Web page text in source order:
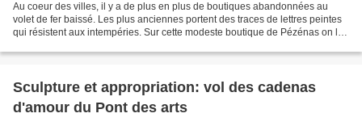
Au coeur des villes, il y a de plus en plus de boutiques abandonnées au
volet de fer baissé. Les plus anciennes portent des traces de lettres peintes
qui résistent aux intempéries. Sur cette modeste boutique de Pézénas on lit
Sculpture et appropriation: vol des cadenas
d'amour du Pont des arts